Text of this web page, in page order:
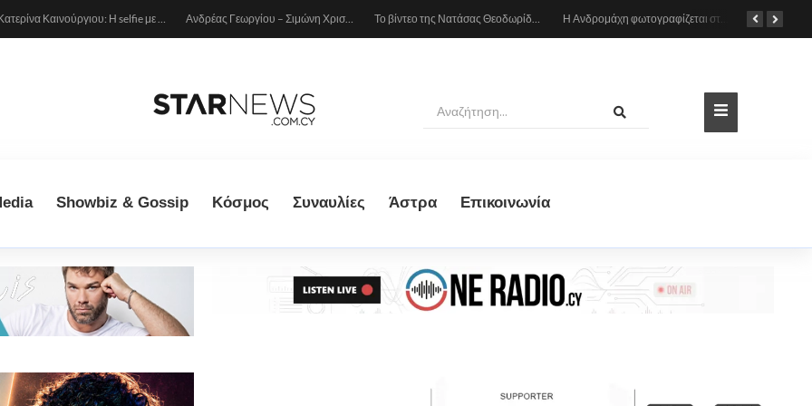
Κατερίνα Καινούργιου: Η selfie με μπλε μαγιό κάτω από τον ήλιο – Η λεπτομέρεια που λατρέψαμε (φωτογραφία) Ανδρέας Γεωργίου – Σιμώνη Χριστοδούλου: Ερωτευμένοι στο Μιλάνο! Το βίντεο της Νατάσας Θεοδωρίδου με τη μητέρα της από το αυτοκίνητο: «Πες κάτι στο κοινό σου ρε μαμά»
Showbiz & Gossip Κόσμος Συναυλίες Άστρα Eπικοινωνία